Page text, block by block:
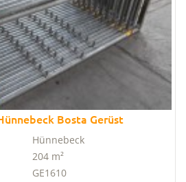
Bosta Gerüst
Hünnebeck
204 m²
GE1610